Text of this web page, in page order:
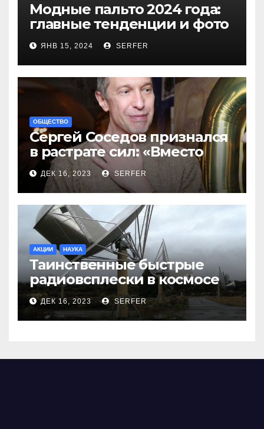
Модные пальто 2024 года:
главные тенденции и фото
новинок
ЯНВ 15, 2024 SERFER
ОБЩЕСТВО
Сергей Соседов признался
в растрате сил: «Вместо
меня взяли Пригожина»
ДЕК 16, 2023 SERFER
АКЦИИ НАУКА
Таинственные быстрые
радиовсплески в космосе
сделались все более
странными
ДЕК 16, 2023 SERFER